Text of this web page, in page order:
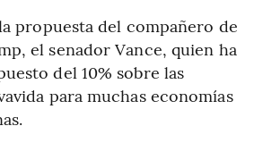
propuesta del compañero de
el senador Vance, quien ha
del 10% sobre las
para muchas economías